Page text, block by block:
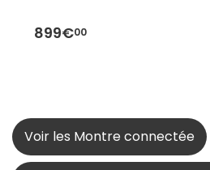
899€00
Voir les Montre connectée